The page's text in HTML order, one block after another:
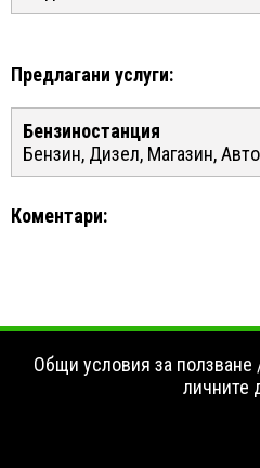
Предлагани услуги:
Бензиностанция
Бензин, Дизел, Магазин, Авто
Коментари:
Общи условия за ползване
личните